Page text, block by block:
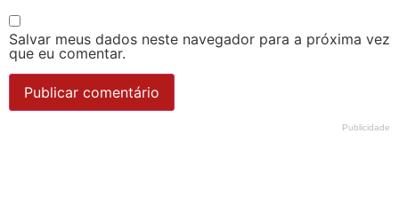
Salvar meus dados neste navegador para a próxima vez
que eu comentar.
Publicidade